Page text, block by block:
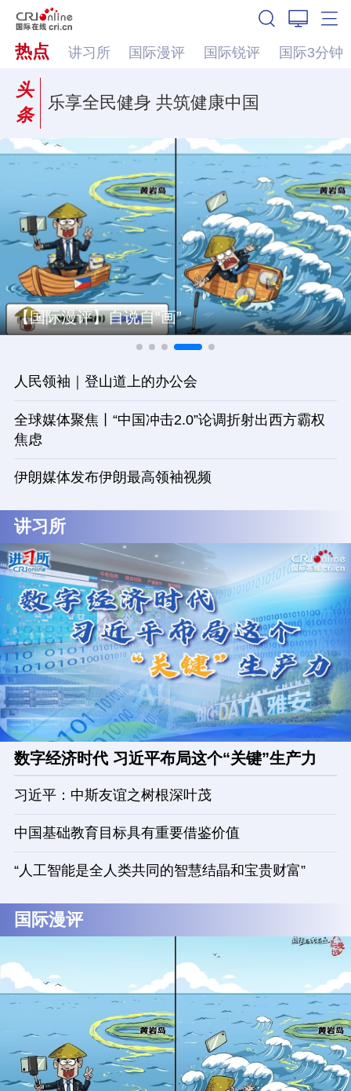
热点 讲习所 国际漫评 国际锐评 国际3分钟
头
条
乐享全民健身 共筑健康中国
【国际漫评】自说自“画”
人民领袖｜登山道上的办公会
全球媒体聚焦丨“中国冲击2.0”论调折射出西方霸权
焦虑
伊朗媒体发布伊朗最高领袖视频
讲习所
数字经济时代 习近平布局这个“关键”生产力
习近平：中斯友谊之树根深叶茂
中国基础教育目标具有重要借鉴价值
“人工智能是全人类共同的智慧结晶和宝贵财富”
国际漫评